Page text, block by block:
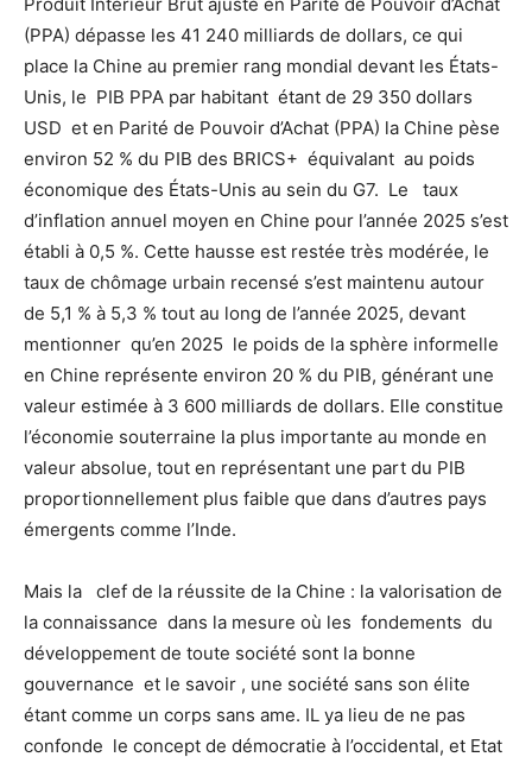
(PPA) dépasse les 41 240 milliards de dollars, ce qui
place la Chine au premier rang mondial devant les États-
Unis, le PIB PPA par habitant étant de 29 350 dollars
USD et en Parité de Pouvoir d’Achat (PPA) la Chine pèse
environ 52 % du PIB des BRICS+ équivalant au poids
économique des États-Unis au sein du G7. Le taux
d’inflation annuel moyen en Chine pour l’année 2025 s’est
établi à 0,5 %. Cette hausse est restée très modérée, le
taux de chômage urbain recensé s’est maintenu autour
de 5,1 % à 5,3 % tout au long de l’année 2025, devant
mentionner qu’en 2025 le poids de la sphère informelle
en Chine représente environ 20 % du PIB, générant une
valeur estimée à 3 600 milliards de dollars. Elle constitue
l’économie souterraine la plus importante au monde en
valeur absolue, tout en représentant une part du PIB
proportionnellement plus faible que dans d’autres pays
émergents comme l’Inde.
Mais la clef de la réussite de la Chine : la valorisation de
la connaissance dans la mesure où les fondements du
développement de toute société sont la bonne
gouvernance et le savoir , une société sans son élite
étant comme un corps sans ame. IL ya lieu de ne pas
confonde le concept de démocratie à l’occidental, et Etat